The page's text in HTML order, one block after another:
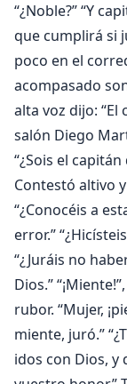
“¿Noble?” “Y
que cumplirá si
poco en el
acompasado
alta voz dijo: “El
salón Diego
“¿Sois el
Contestó altivo
“¿Conocéis a
error.”
“¿Juráis no
Dios.”
rubor. “Mujer,
miente, juró.”
idos con Dios, y